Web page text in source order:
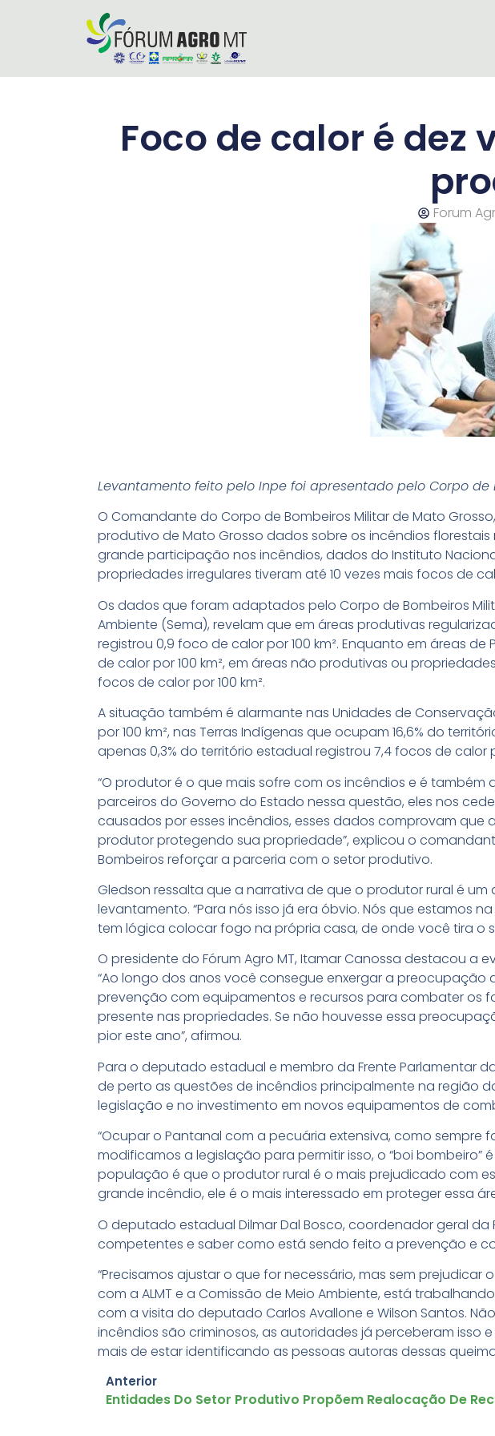
Foco de calor é dez
Forum
Levantamento feito pelo Inpe foi apresentado pelo Corpo de
O Comandante do Corpo de Bombeiros Militar de Mato
produtivo de Mato Grosso dados sobre os incêndios
grande participação nos incêndios, dados do Instituto
propriedades irregulares tiveram até 10 vezes mais focos de
Os dados que foram adaptados pelo Corpo de Bombeiros
Ambiente (Sema), revelam que em áreas produtivas
registrou 0,9 foco de calor por 100 km². Enquanto em áreas
de calor por 100 km², em áreas não produtivas ou
focos de calor por 100 km².
A situação também é alarmante nas Unidades de
por 100 km², nas Terras Indígenas que ocupam 16,6% do
apenas 0,3% do território estadual registrou 7,4 focos de calor
“O produtor é o que mais sofre com os incêndios e é
parceiros do Governo do Estado nessa questão, eles nos
causados por esses incêndios, esses dados comprovam
produtor protegendo sua propriedade”, explicou o
Bombeiros reforçar a parceria com o setor produtivo.
Gledson ressalta que a narrativa de que o produtor rural é
levantamento. “Para nós isso já era óbvio. Nós que estamos
tem lógica colocar fogo na própria casa, de onde você tira o
O presidente do Fórum Agro MT, Itamar Canossa destacou
“Ao longo dos anos você consegue enxergar a
prevenção com equipamentos e recursos para combater os
presente nas propriedades. Se não houvesse essa
pior este ano”, afirmou.
Para o deputado estadual e membro da Frente Parlamentar
de perto as questões de incêndios principalmente na região
legislação e no investimento em novos equipamentos de
“Ocupar o Pantanal com a pecuária extensiva, como sempre
modificamos a legislação para permitir isso, o “boi
população é que o produtor rural é o mais prejudicado com
grande incêndio, ele é o mais interessado em proteger essa
O deputado estadual Dilmar Dal Bosco, coordenador geral
competentes e saber como está sendo feito a prevenção e
“Precisamos ajustar o que for necessário, mas sem
com a ALMT e a Comissão de Meio Ambiente, está
com a visita do deputado Carlos Avallone e Wilson Santos.
incêndios são criminosos, as autoridades já perceberam isso
mais de estar identificando as pessoas autoras dessas
Anterior